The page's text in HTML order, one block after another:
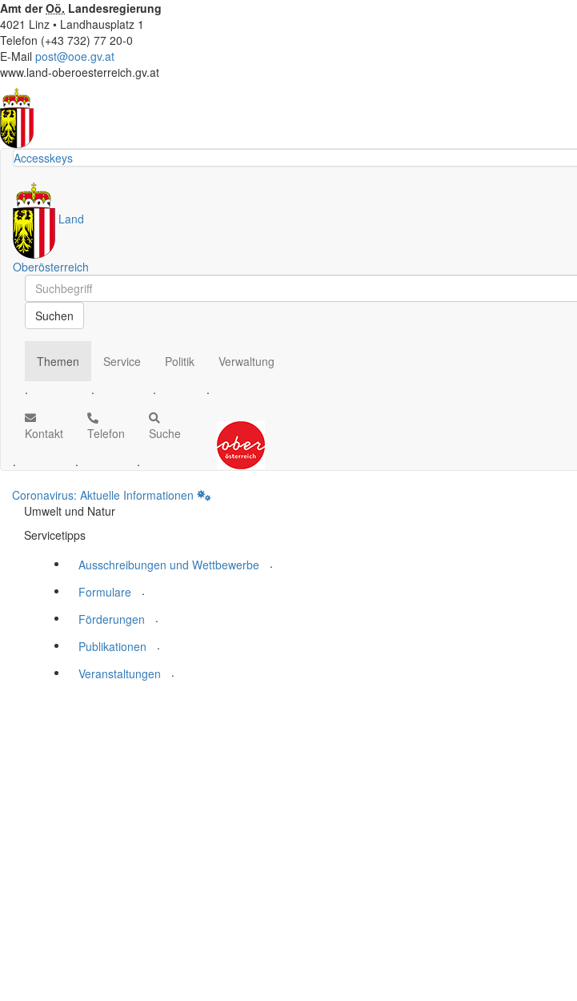
Amt derOö. Landesregierung
4021 Linz • Landhausplatz 1
Telefon (+43 732) 77 20-0
E-Mail post@ooe.gv.at
www.land-oberoesterreich.gv.at
Accesskeys
Land
Oberösterreich
Schnellsuche
Schnellsuche
Suchen
Themen
.
Service
.
Politik
.
Verwaltung
.
Kontakt
.
Telefon
.
Suche
.
Coronavirus: Aktuelle Informationen
Umwelt und Natur
Servicetipps
Ausschreibungen und Wettbewerbe
.
Formulare
.
Förderungen
.
Publikationen
.
Veranstaltungen
.